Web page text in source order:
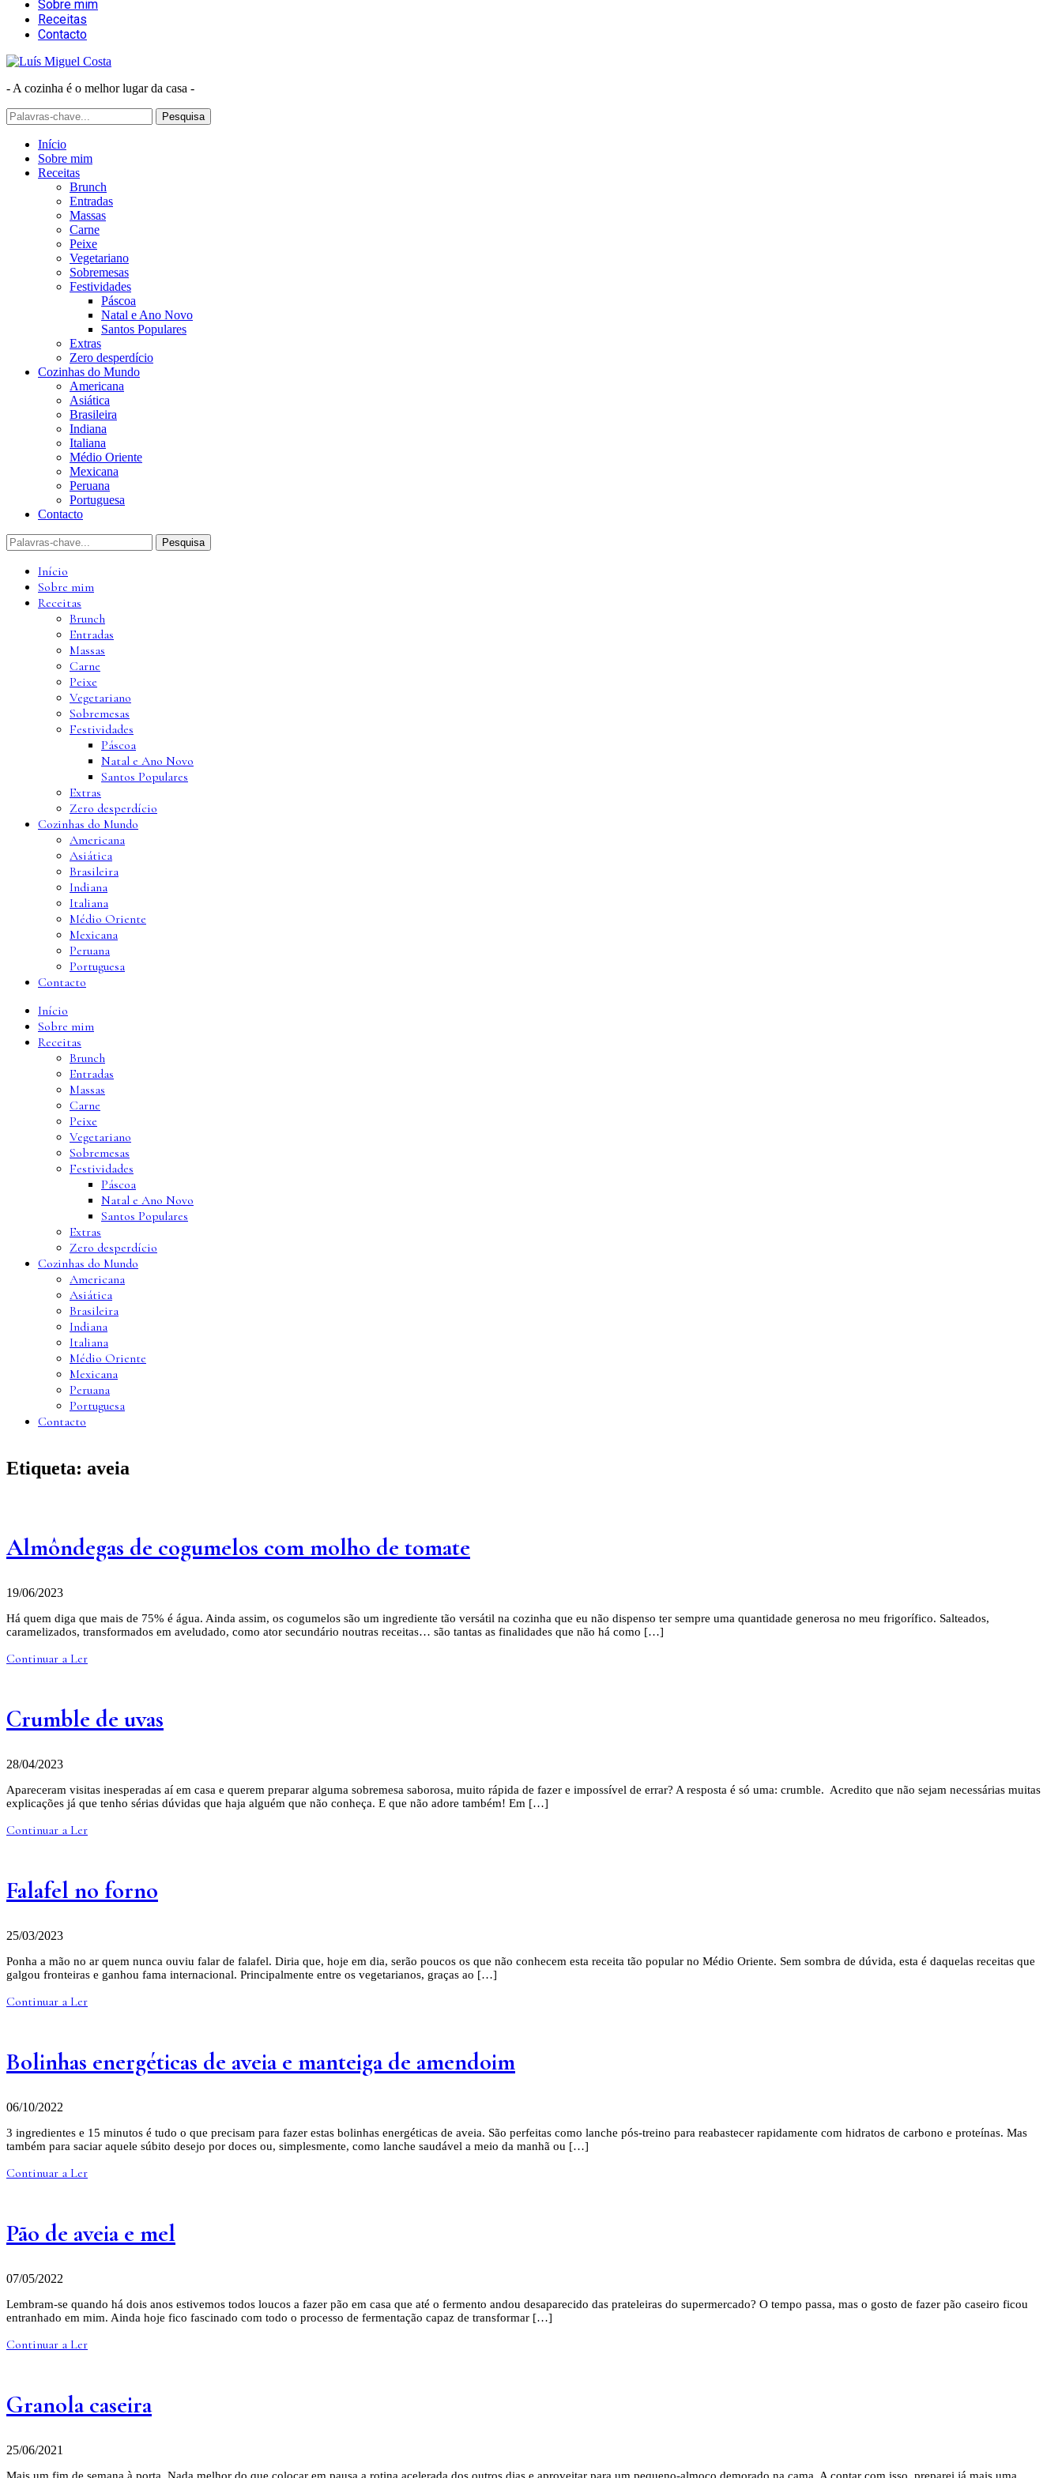
Sobre mim
Receitas
Contacto
- A cozinha é o melhor lugar da casa -
Início
Sobre mim
Receitas
Brunch
Entradas
Massas
Carne
Peixe
Vegetariano
Sobremesas
Festividades
Páscoa
Natal e Ano Novo
Santos Populares
Extras
Zero desperdício
Cozinhas do Mundo
Americana
Asiática
Brasileira
Indiana
Italiana
Médio Oriente
Mexicana
Peruana
Portuguesa
Contacto
Início
Sobre mim
Receitas
Brunch
Entradas
Massas
Carne
Peixe
Vegetariano
Sobremesas
Festividades
Páscoa
Natal e Ano Novo
Santos Populares
Extras
Zero desperdício
Cozinhas do Mundo
Americana
Asiática
Brasileira
Indiana
Italiana
Médio Oriente
Mexicana
Peruana
Portuguesa
Contacto
Início
Sobre mim
Receitas
Brunch
Entradas
Massas
Carne
Peixe
Vegetariano
Sobremesas
Festividades
Páscoa
Natal e Ano Novo
Santos Populares
Extras
Zero desperdício
Cozinhas do Mundo
Americana
Asiática
Brasileira
Indiana
Italiana
Médio Oriente
Mexicana
Peruana
Portuguesa
Contacto
Etiqueta: aveia
Almôndegas de cogumelos com molho de tomate
19/06/2023
Há quem diga que mais de 75% é água. Ainda assim, os cogumelos são um ingrediente tão versátil na cozinha que eu não dispenso ter sempre uma quantidade generosa no meu frigorífico. Salteados,
caramelizados, transformados em aveludado, como ator secundário noutras receitas… são tantas as finalidades que não há como […]
Continuar a Ler
Crumble de uvas
28/04/2023
Apareceram visitas inesperadas aí em casa e querem preparar alguma sobremesa saborosa, muito rápida de fazer e impossível de errar? A resposta é só uma: crumble. Acredito que não sejam necessárias muitas
explicações já que tenho sérias dúvidas que haja alguém que não conheça. E que não adore também! Em […]
Continuar a Ler
Falafel no forno
25/03/2023
Ponha a mão no ar quem nunca ouviu falar de falafel. Diria que, hoje em dia, serão poucos os que não conhecem esta receita tão popular no Médio Oriente. Sem sombra de dúvida, esta é daquelas receitas que
galgou fronteiras e ganhou fama internacional. Principalmente entre os vegetarianos, graças ao […]
Continuar a Ler
Bolinhas energéticas de aveia e manteiga de amendoim
06/10/2022
3 ingredientes e 15 minutos é tudo o que precisam para fazer estas bolinhas energéticas de aveia. São perfeitas como lanche pós-treino para reabastecer rapidamente com hidratos de carbono e proteínas. Mas
também para saciar aquele súbito desejo por doces ou, simplesmente, como lanche saudável a meio da manhã ou […]
Continuar a Ler
Pão de aveia e mel
07/05/2022
Lembram-se quando há dois anos estivemos todos loucos a fazer pão em casa que até o fermento andou desaparecido das prateleiras do supermercado? O tempo passa, mas o gosto de fazer pão caseiro ficou
entranhado em mim. Ainda hoje fico fascinado com todo o processo de fermentação capaz de transformar […]
Continuar a Ler
Granola caseira
25/06/2021